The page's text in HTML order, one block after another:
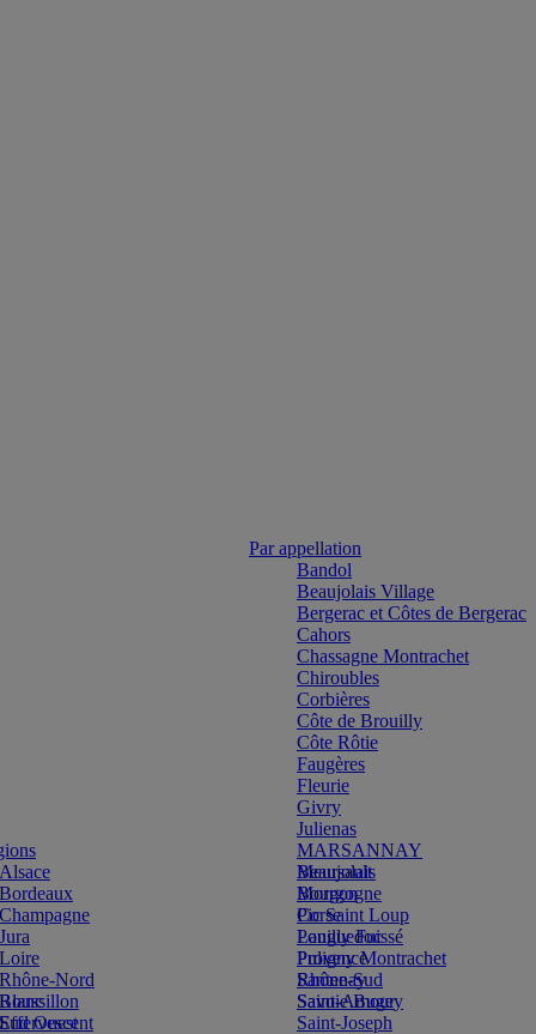
Blanc
Effervescent
Alsace
Beaujolais
Bordeaux
Bourgogne
Champagne
Corse
Jura
Languedoc
Loire
Provence
Rhône-Nord
Rhône-Sud
Roussillon
Savoie Bugey
Sud Ouest
Par appellation
Bandol
Beaujolais Village
Bergerac et Côtes de Bergerac
Cahors
Chassagne Montrachet
Chiroubles
Corbières
Côte de Brouilly
Côte Rôtie
Faugères
Fleurie
Givry
Julienas
MARSANNAY
Meursault
Morgon
Pic Saint Loup
Pouilly Fuissé
Puligny Montrachet
Santenay
Saint-Amour
Saint-Joseph